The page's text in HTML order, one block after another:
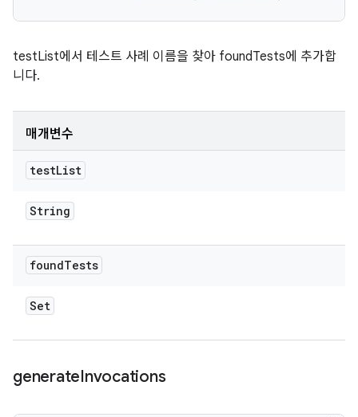
testList에서 테스트 사례 이름을 찾아 foundTests에 추가합
니다.
매개변수
testList
String
foundTests
Set
generateInvocations